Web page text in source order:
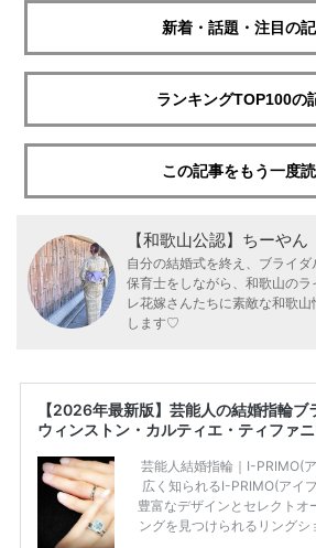
新着・話題・注目の
ランキングTOP100の
この記事をもう一度
【和歌山公認】ちーやん
自分の結婚式を終え、ブライダ
保育士をしながら、和歌山の
レ花嫁さんたちに素敵な和歌
します♡
【2026年最新版】芸能人の結婚指輪ブ
ウィンストン・カルティエ・ティファ
芸能人結婚指輪｜I-PRIMO(
広く知られるI-PRIMO(アイ
豊富なデザインとセレクトオ
ングを見つけられるリングシ